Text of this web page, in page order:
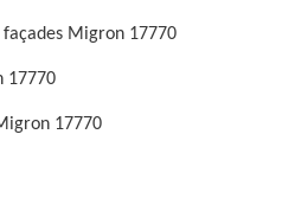
Migron 17770
17770
17770